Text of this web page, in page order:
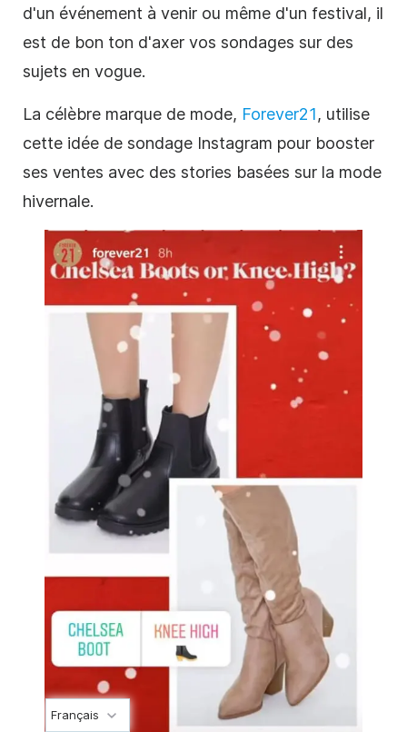
d'un événement à venir ou même d'un festival, il
est de bon ton d'axer vos sondages sur des
sujets en vogue.
La célèbre marque de mode, Forever21, utilise
cette idée de sondage Instagram pour booster
ses ventes avec des stories basées sur la mode
hivernale.
Français